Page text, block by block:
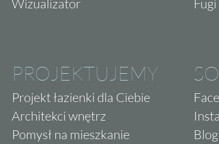
Wizualizator
PROJEKTUJEMY
Projekt łazienki dla Ciebie
Architekci wnętrz
Pomysł na mieszkanie
Blog